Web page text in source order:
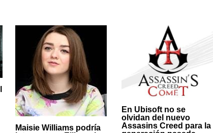
Maisie Williams podría
En Ubisoft no se
olvidan del nuevo
Assasins Creed para la